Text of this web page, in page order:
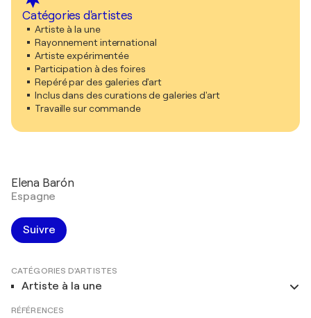
Catégories d'artistes
Artiste à la une
Rayonnement international
Artiste expérimentée
Participation à des foires
Repéré par des galeries d'art
Inclus dans des curations de galeries d'art
Travaille sur commande
Elena Barón
Espagne
Suivre
CATÉGORIES D'ARTISTES
Artiste à la une
RÉFÉRENCES